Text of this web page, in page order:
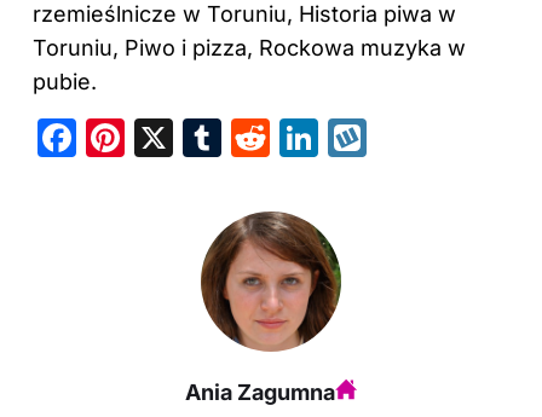
rzemieślnicze w Toruniu, Historia piwa w
Toruniu, Piwo i pizza, Rockowa muzyka w
pubie.
F
Pi X
T
m
bl
r
R
d
di
t
Li
e
dI
n
Ania Zagumna